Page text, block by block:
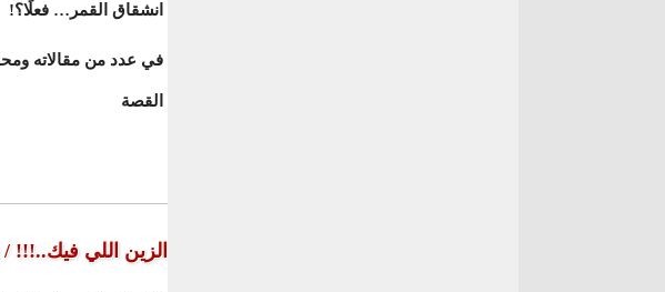
انشقاق القمر… فعلًا؟!
في عدد من مقالاته
القصة
الزين اللي فيك..!!!